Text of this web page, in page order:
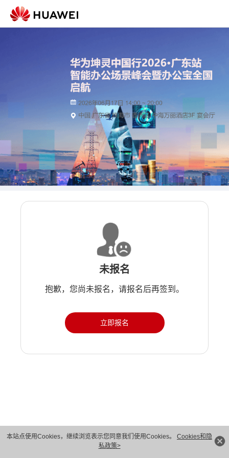
本站点使用Cookies，继续浏览表示您同意我们使用Cookies。 Cookies和隐
私政策>
未报名
抱歉，您尚未报名，请报名后再签到。
立即报名
版权所有 © 华为技术有限公司 1998-2026。 保留一切权利。粤A2-20044005号
隐私保护
法律声明